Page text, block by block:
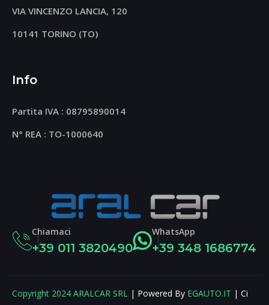
VIA VINCENZO LANCIA, 120
10141 TORINO (TO)
Info
Partita IVA : 08795890014
N° REA : TO-1000640
Chiamaci
+39 011 3820490
WhatsApp
+39 348 1686774
Copyright 2024ARALCAR SRL | Powered By EGAUTO.IT | Ci